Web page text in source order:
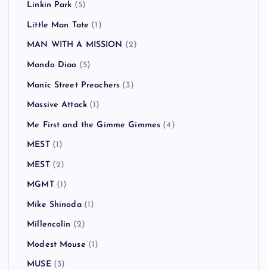
Linkin Park (5)
Little Man Tate (1)
MAN WITH A MISSION (2)
Mando Diao (5)
Manic Street Preachers (3)
Massive Attack (1)
Me First and the Gimme Gimmes (4)
MEST(1)
MEST(2)
MGMT(1)
Mike Shinoda(1)
Millencolin (2)
Modest Mouse (1)
MUSE(3)